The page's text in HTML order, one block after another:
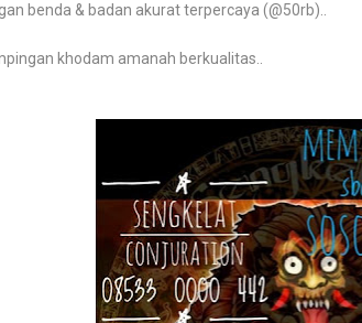
benda & badan akurat terpercaya (@50rb)..
khodam amanah berkualitas..